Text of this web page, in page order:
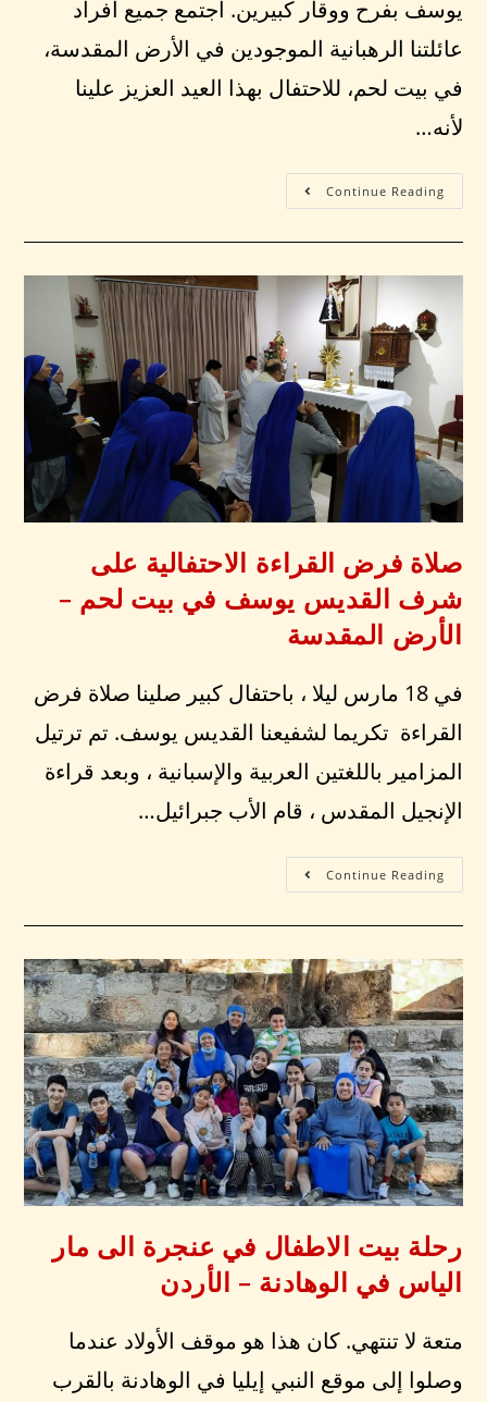
يوسف بفرح ووقار كبيرين. اجتمع جميع أفراد
عائلتنا الرهبانية الموجودين في الأرض المقدسة،
في بيت لحم، للاحتفال بهذا العيد العزيز علينا
لأنه…
Continue Reading
صلاة فرض القراءة الاحتفالية على
شرف القديس يوسف في بيت لحم –
الأرض المقدسة
في 18 مارس ليلا ، باحتفال كبير صلينا صلاة فرض
القراءة تكريما لشفيعنا القديس يوسف. تم ترتيل
المزامير باللغتين العربية والإسبانية ، وبعد قراءة
الإنجيل المقدس ، قام الأب جبرائيل…
Continue Reading
رحلة بيت الاطفال في عنجرة الى مار
الياس في الوهادنة – الأردن
متعة لا تنتهي. كان هذا هو موقف الأولاد عندما
وصلوا إلى موقع النبي إيليا في الوهادنة بالقرب